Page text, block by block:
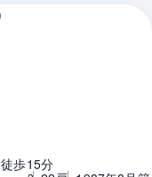
歩15分